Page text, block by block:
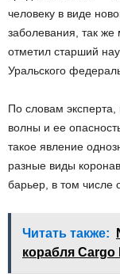
человеку в виде
заболевания, так
отметил старший
Уральского
По словам эксперта,
волны и ее
такое явление
разные виды
барьер, в том числе
Читать также:
корабля